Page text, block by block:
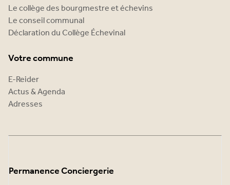
Le collège des bourgmestre et échevins
Le conseil communal
Déclaration du Collège Échevinal
Votre commune
E-Reider
Actus & Agenda
Adresses
Permanence Conciergerie